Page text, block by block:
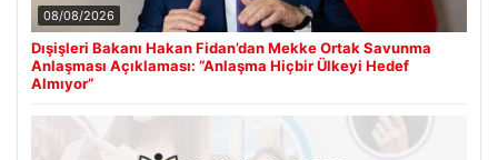
08/08/2026
Dışişleri Bakanı Hakan Fidan’dan Mekke Ortak Savunma
Anlaşması Açıklaması: “Anlaşma Hiçbir Ülkeyi Hedef
Almıyor”